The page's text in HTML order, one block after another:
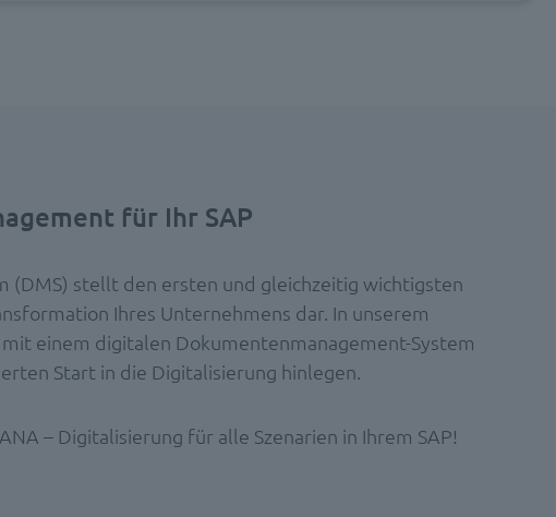
für Ihr SAP
(DMS) stellt den ersten und gleichzeitig wichtigsten
Ihres Unternehmens dar. In unserem
einem digitalen Dokumentenmanagement-System
Start in die Digitalisierung hinlegen.
– Digitalisierung für alle Szenarien in Ihrem SAP!